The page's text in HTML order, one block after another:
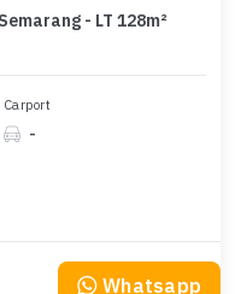
- LT 128m²
Carport
-
Whatsapp